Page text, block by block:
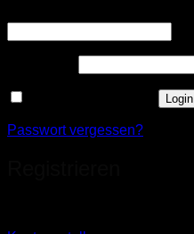
Login
Passwort vergessen?